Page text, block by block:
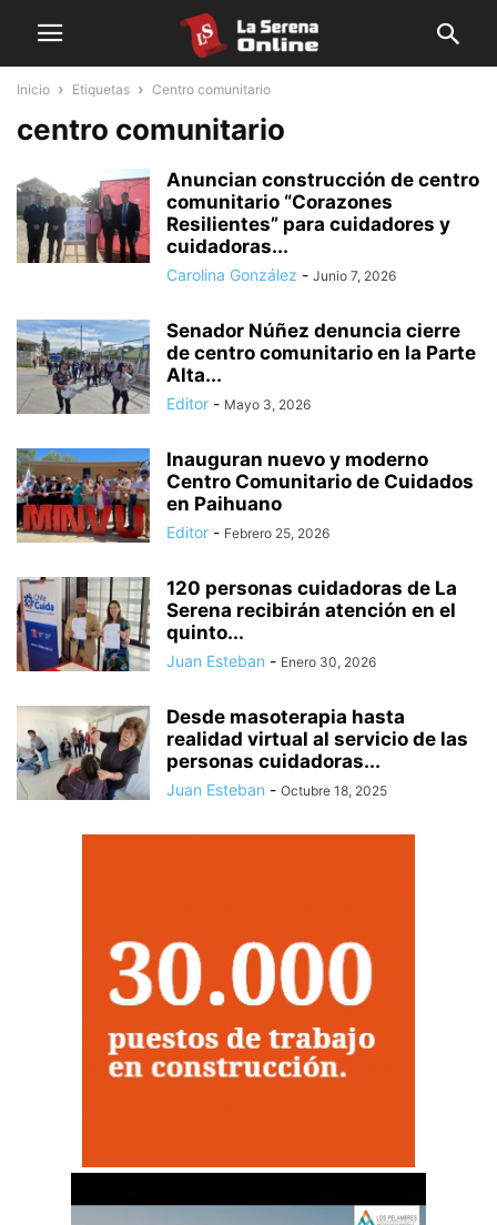
Inicio Etiquetas Centro comunitario
centro comunitario
Anuncian construcción de centro
comunitario “Corazones
Resilientes” para cuidadores y
cuidadoras...
Carolina González - Junio 7, 2026
Senador Núñez denuncia cierre
de centro comunitario en la Parte
Alta...
Editor - Mayo 3, 2026
Inauguran nuevo y moderno
Centro Comunitario de Cuidados
en Paihuano
Editor - Febrero 25, 2026
120 personas cuidadoras de La
Serena recibirán atención en el
quinto...
Juan Esteban - Enero 30, 2026
Desde masoterapia hasta
realidad virtual al servicio de las
personas cuidadoras...
Juan Esteban - Octubre 18, 2025